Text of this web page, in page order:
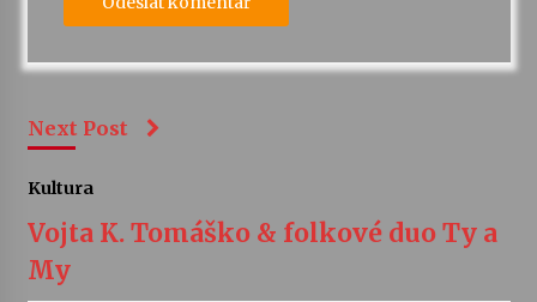
Next Post
Kultura
Vojta K. Tomáško & folkové duo Ty a
My